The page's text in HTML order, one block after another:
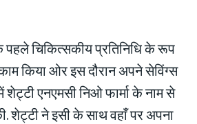
चिकित्सकीय प्रतिनिधि के रूप
किया ओर इस दौरान अपने सेविंग्स
एनएमसी निओ फार्मा के नाम से
ने इसी के साथ वहाँ पर अपना